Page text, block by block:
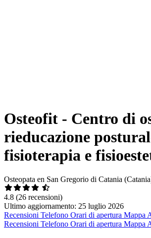
Osteofit - Centro di
rieducazione
fisioterapia e
Osteopata en San Gregorio di Catania
4.8 (26 recensioni)
Ultimo aggiornamento: 25 luglio 2026
Recensioni Telefono Orari di apertura Mappa
Recensioni Telefono Orari di apertura Mappa